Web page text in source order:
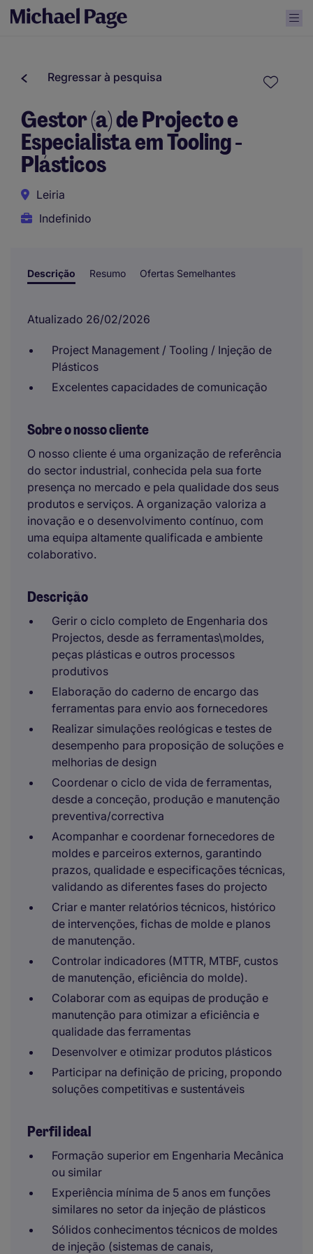
Regressar à pesquisa
Gestor (a) de Projecto e
Especialista em Tooling -
Plásticos
Leiria
Indefinido
Descrição Resumo Ofertas Semelhantes
Atualizado 26/02/2026
Project Management / Tooling / Injeção de
Plásticos
Excelentes capacidades de comunicação
Sobre o nosso cliente
O nosso cliente é uma organização de referência
do sector industrial, conhecida pela sua forte
presença no mercado e pela qualidade dos seus
produtos e serviços. A organização valoriza a
inovação e o desenvolvimento contínuo, com
uma equipa altamente qualificada e ambiente
colaborativo.
Descrição
Gerir o ciclo completo de Engenharia dos
Projectos, desde as ferramentas\moldes,
peças plásticas e outros processos
produtivos
Elaboração do caderno de encargo das
ferramentas para envio aos fornecedores
Realizar simulações reológicas e testes de
desempenho para proposição de soluções e
melhorias de design
Coordenar o ciclo de vida de ferramentas,
desde a conceção, produção e manutenção
preventiva/correctiva
Acompanhar e coordenar fornecedores de
moldes e parceiros externos, garantindo
prazos, qualidade e especificações técnicas,
validando as diferentes fases do projecto
Criar e manter relatórios técnicos, histórico
de intervenções, fichas de molde e planos
de manutenção.
Controlar indicadores (MTTR, MTBF, custos
de manutenção, eficiência do molde).
Colaborar com as equipas de produção e
manutenção para otimizar a eficiência e
qualidade das ferramentas
Desenvolver e otimizar produtos plásticos
Participar na definição de pricing, propondo
soluções competitivas e sustentáveis
Perfil ideal
Formação superior em Engenharia Mecânica
ou similar
Experiência mínima de 5 anos em funções
similares no setor da injeção de plásticos
Sólidos conhecimentos técnicos de moldes
de injeção (sistemas de canais,